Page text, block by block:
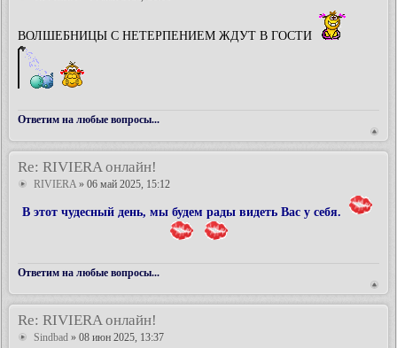
ВОЛШЕБНИЦЫ С НЕТЕРПЕНИЕМ ЖДУТ В ГОСТИ
Ответим на любые вопросы...
Re: RIVIERA онлайн!
RIVIERA» 06 май 2025, 15:12
В этот чудесный день, мы будем рады видеть Вас у себя.
Ответим на любые вопросы...
Re: RIVIERA онлайн!
Sindbad » 08 июн 2025, 13:37